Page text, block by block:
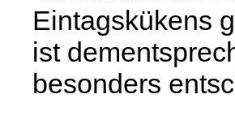
Eintagskükens
ist
besonders